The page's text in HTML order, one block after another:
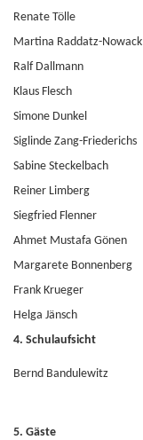
Renate Tölle
Martina Raddatz-Nowack
Ralf Dallmann
Klaus Flesch
Simone Dunkel
Siglinde Zang-Friederichs
Sabine Steckelbach
Reiner Limberg
Siegfried Flenner
Ahmet Mustafa Gönen
Margarete Bonnenberg
Frank Krueger
Helga Jänsch
4. Schulaufsicht
Bernd Bandulewitz
5. Gäste